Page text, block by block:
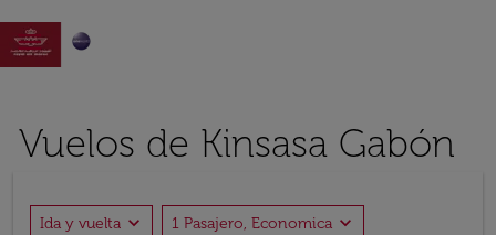

Vuelos de Kinsasa Gabón
Ida y vuelta expand_more 1 Pasajero, Economica expand_more